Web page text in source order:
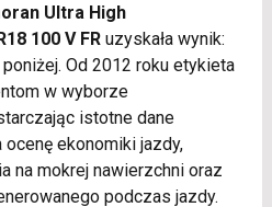
Ultra High
100 V FRuzyskała wynik:
Od 2012 roku etykieta
w wyborze
istotne dane
ekonomiki jazdy,
na mokrej nawierzchni oraz
podczas jazdy.